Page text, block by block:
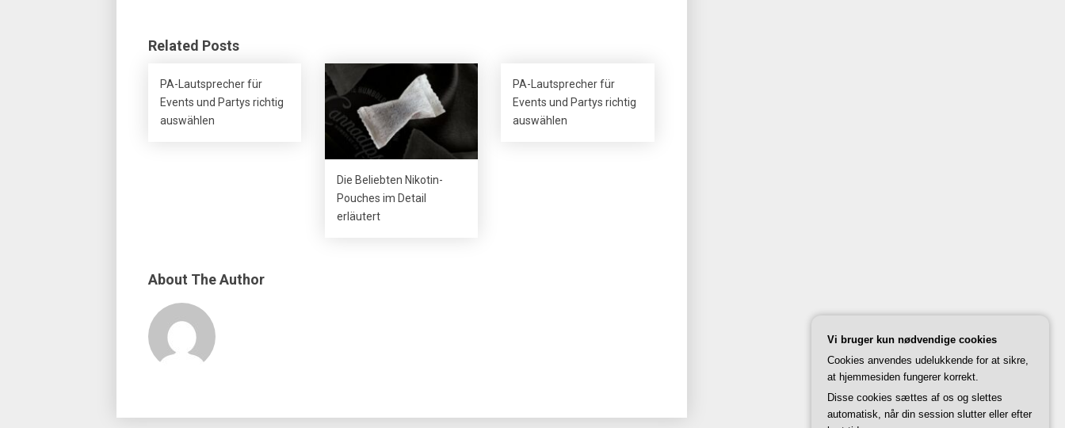
Related Posts
PA-Lautsprecher für
Events und Partys richtig
auswählen
Die Beliebten Nikotin-
Pouches im Detail
erläutert
PA-Lautsprecher für
Events und Partys richtig
auswählen
About The Author
Vi bruger kun nødvendige cookies
Cookies anvendes udelukkende for at sikre,
at hjemmesiden fungerer korrekt.
Disse cookies sættes af os og slettes
automatisk, når din session slutter eller efter